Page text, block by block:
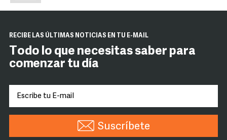
RECIBE LAS ÚLTIMAS NOTICIAS EN TU E-MAIL
Todo lo que necesitas saber para
comenzar tu día
Suscríbete